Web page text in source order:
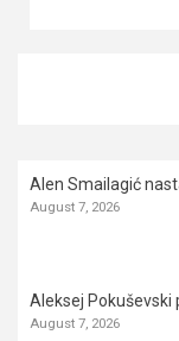
Alen Smailagić
August 7, 2026
Aleksej
August 7, 2026